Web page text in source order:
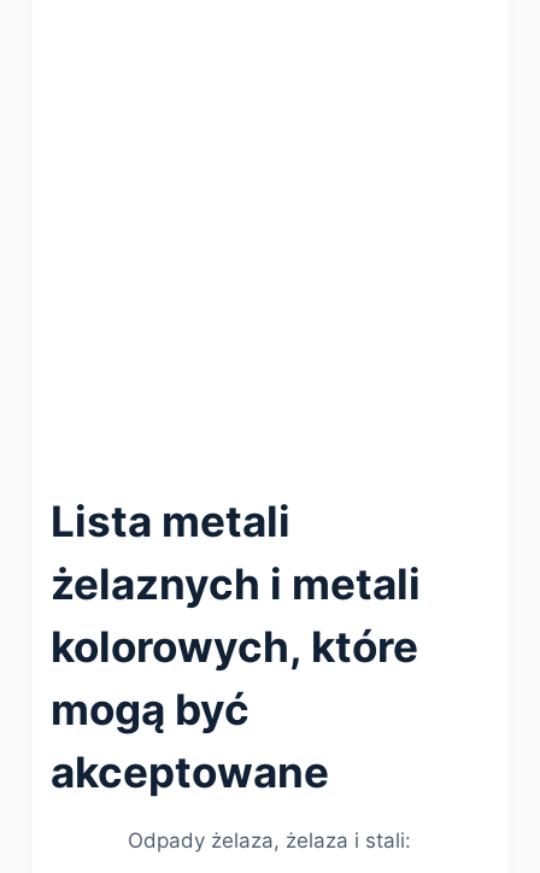
Lista metali
żelaznych i metali
kolorowych, które
mogą być
akceptowane
Odpady żelaza, żelaza i stali: